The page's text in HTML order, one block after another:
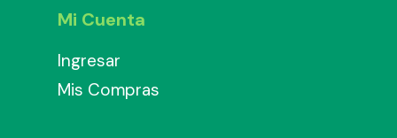
Mi Cuenta
Ingresar
Mis Compras